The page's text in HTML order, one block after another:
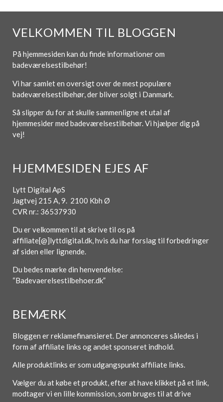
VELKOMMEN TIL BLOGGEN
På hjemmesiden kan du finde informationer om
badeværelsestilbehør!
Vi har samlet en oversigt over de mest populære
badeværelsestilbehør, der bliver solgt i Danmark.
Så slipper du for at skulle sammenligne et utal af
hjemmesider med badeværelsestilbehør. Vi hjælper dig på
vej!
HJEMMESIDEN EJES AF
Lytt Digital ApS
Jagtvej 215 A, 9. 2100 Kbh Ø
CVR nr.: 36537930
Du er velkommen til at skrive til os på
affiliate[@]lyttdigital.dk, hvis du har forslag til forbedringer
af siden eller lignende.
Du bedes mærke din henvendelse:
“Badevaerelsestilbehoer.dk”
BEMÆRK
Bloggen er reklamefinansieret. Der annonceres således i
form af affiliate links og andet sponseret indhold.
Alle produktlinks er som udgangspunkt affiliate links.
Vælger du at købe et produkt, efter at have klikket på et link,
modtager vi en lille kommission, som bruges til at drive